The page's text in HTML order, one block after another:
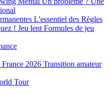
L'essentiel des Règles
! Jeu lent Formules de jeu
2026 Transition amateur
Tour